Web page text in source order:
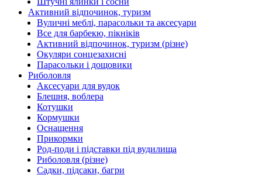
Активний відпочинок, туризм
Вуличні меблі, парасольки та аксесуари
Все для барбекю, пікніків
Активний відпочинок, туризм (різне)
Окуляри сонцезахисні
Парасольки і дощовики
Риболовля
Аксесуари для вудок
Блешня, воблера
Котушки
Кормушки
Оснащення
Прикормки
Род-поди і підставки під вудилища
Риболовля (різне)
Садки, підсаки, багри